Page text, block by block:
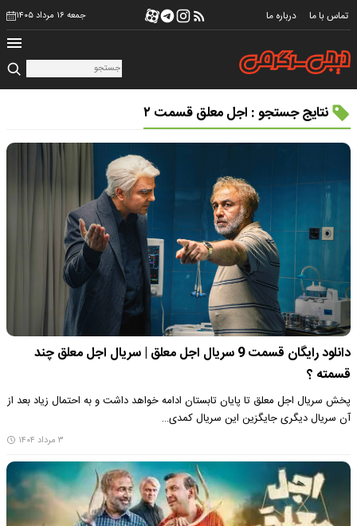
تماس با ما درباره ما جمعه ۱۶ مرداد ۱۴۰۵
نتایج جستجو : اجل معلق قسمت ۲
دانلود رایگان قسمت 9 سریال اجل معلق | سریال اجل معلق چند
قسمته ؟
پخش سریال اجل معلق تا پایان تابستان ادامه خواهد داشت و به احتمال زیاد بعد از
آن سریال دیگری جایگزین این سریال کمدی…
۳ مرداد ۱۴۰۴